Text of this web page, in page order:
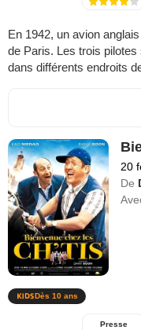
En 1942, un avion
de Paris. Les trois
dans différents endroits
20
De
Dès 10 ans
Presse